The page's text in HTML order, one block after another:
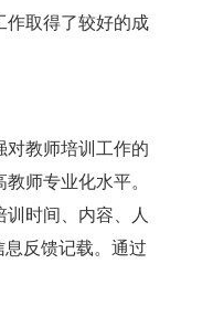
取得了较好的成
教师培训工作的
师专业化水平。
时间、内容、人
反馈记载。通过